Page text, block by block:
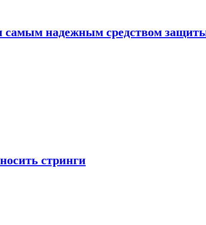
самым надежным средством
стринги